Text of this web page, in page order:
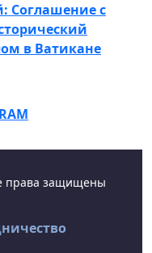
Соглашение с
в Ватикане
права защищены